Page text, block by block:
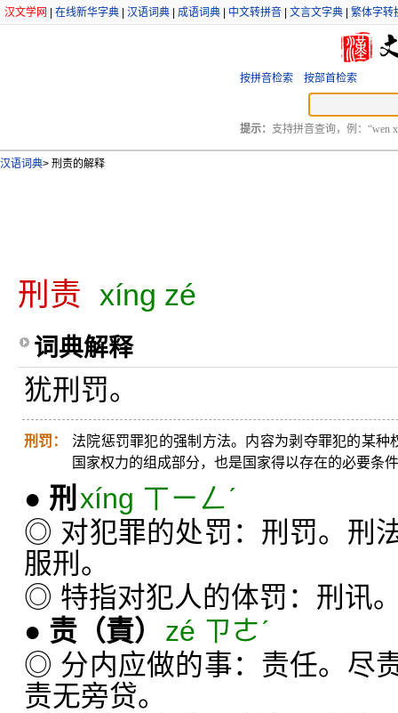
汉文学网 在线新华字典 汉语词典 成语词典 中文转拼音 文言文字典 繁体字转
按拼音检索 按部首检索
提示： 支持拼音查询，例：“wen
汉语词典> 刑责的解释
刑责 xíng zé
词典解释
犹刑罚。
刑罚：
法院惩罚罪犯的强制方法。内容为剥夺罪犯的某
国家权力的组成部分，也是国家得以存在的必要条
● 刑 xíng ㄒㄧㄥˊ
◎ 对犯罪的处罚：刑罚。刑
服刑。
◎ 特指对犯人的体罚：刑讯
● 责 （責）
zé ㄗㄜˊ
◎ 分内应做的事：责任。尽
责无旁贷。